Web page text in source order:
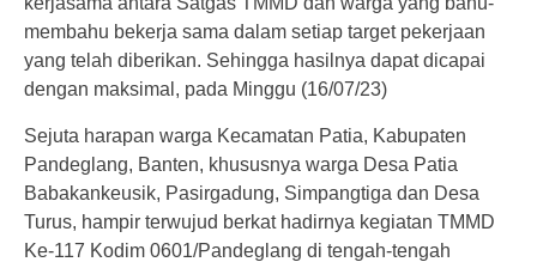
membahu bekerja sama dalam setiap target pekerjaan
yang telah diberikan. Sehingga hasilnya dapat dicapai
dengan maksimal, pada Minggu (16/07/23)
Sejuta harapan warga Kecamatan Patia, Kabupaten
Pandeglang, Banten, khususnya warga Desa Patia
Babakankeusik, Pasirgadung, Simpangtiga dan Desa
Turus, hampir terwujud berkat hadirnya kegiatan TMMD
Ke-117 Kodim 0601/Pandeglang di tengah-tengah